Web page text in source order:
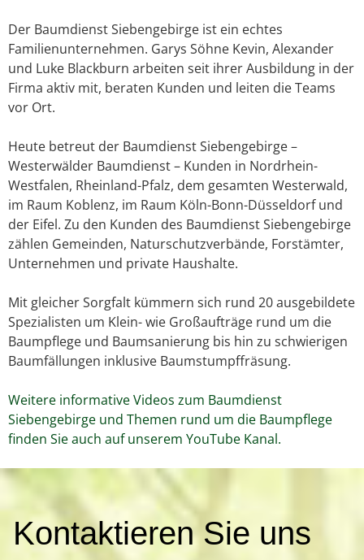
Der Baumdienst Siebengebirge ist ein echtes
Familienunternehmen. Garys Söhne Kevin, Alexander
und Luke Blackburn arbeiten seit ihrer Ausbildung in der
Firma aktiv mit, beraten Kunden und leiten die Teams
vor Ort.
Heute betreut der Baumdienst Siebengebirge –
Westerwälder Baumdienst – Kunden in Nordrhein-
Westfalen, Rheinland-Pfalz, dem gesamten Westerwald,
im Raum Koblenz, im Raum Köln-Bonn-Düsseldorf und
der Eifel. Zu den Kunden des Baumdienst Siebengebirge
zählen Gemeinden, Naturschutzverbände, Forstämter,
Unternehmen und private Haushalte.
Mit gleicher Sorgfalt kümmern sich rund 20 ausgebildete
Spezialisten um Klein- wie Großaufträge rund um die
Baumpflege und Baumsanierung bis hin zu schwierigen
Baumfällungen inklusive Baumstumpffräsung.
Weitere informative Videos zum Baumdienst
Siebengebirge und Themen rund um die Baumpflege
finden Sie auch auf unserem YouTube Kanal.
o
nKontaktieren Sie uns